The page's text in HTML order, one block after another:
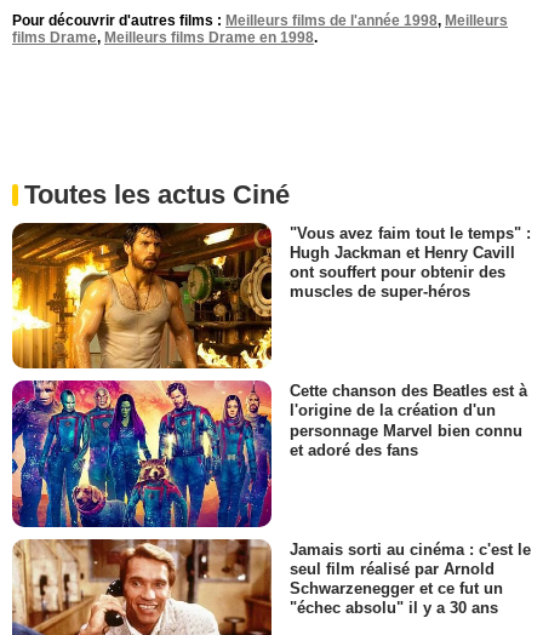
Pour découvrir d'autres films : Meilleurs films de l'année 1998, Meilleurs
films Drame, Meilleurs films Drame en 1998.
Toutes les actus Ciné
"Vous avez faim tout le temps" :
Hugh Jackman et Henry Cavill
ont souffert pour obtenir des
muscles de super-héros
Cette chanson des Beatles est à
l'origine de la création d'un
personnage Marvel bien connu
et adoré des fans
Jamais sorti au cinéma : c'est le
seul film réalisé par Arnold
Schwarzenegger et ce fut un
"échec absolu" il y a 30 ans